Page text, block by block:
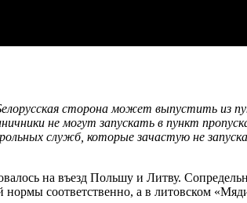
сторона может выпустить из
не могут запускать в пункт
служб, которые зачастую не
на въезд Польшу и Литву.
нормы соответственно, а в литовском